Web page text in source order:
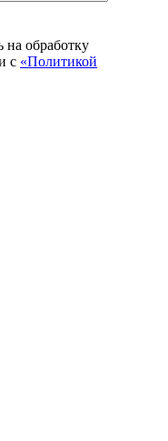
обработку
с «Политикой